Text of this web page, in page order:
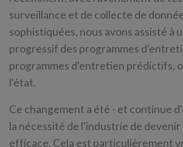
surveillance et de collecte de
sophistiquées, nous avons assisté à
progressif des programmes
programmes d'entretien prédictifs,
l'état.
Ce changement a été - et continue
la nécessité de l'industrie de
efficace. Cela est particulièrement